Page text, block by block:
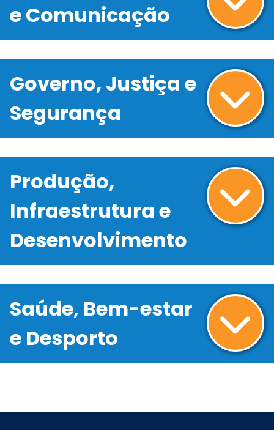
e Comunicação
Governo, Justiça e
Segurança
Produção,
Infraestrutura e
Desenvolvimento
Saúde, Bem-estar
e Desporto